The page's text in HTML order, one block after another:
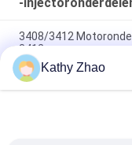
3408/3412
3412
Gemeenschappelijke
2P007695/KAT 295-
C9 / Delen van de
Kathy Zhao